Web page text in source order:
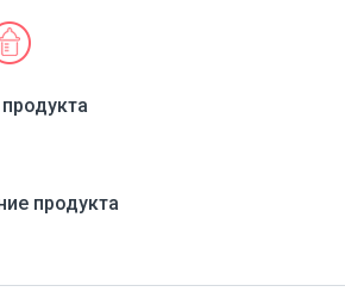
продукта